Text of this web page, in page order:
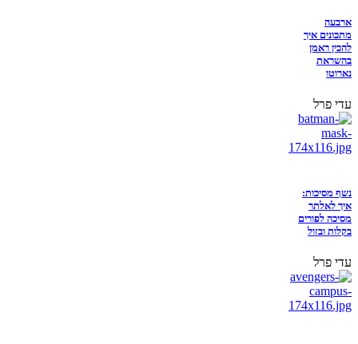
ארבעה
מתכונים איך
להכין ראמן
בהשראת
נארוטו
עדי פרל
נשף מסיכות:
איך לאלתר
מסיכה לפורים
בקלות ובזול
עדי פרל